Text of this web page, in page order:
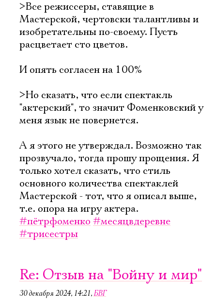
>Все режиссеры, ставящие в
Мастерской, чертовски талантливы и
изобретательны по-своему. Пусть
расцветает сто цветов.
И опять согласен на 100%
>Но сказать, что если спектакль
"актерский", то значит Фоменковский у
меня язык не повернется.
А я этого не утверждал. Возможно так
прозвучало, тогда прошу прощения. Я
только хотел сказать, что стиль
основного количества спектаклей
Мастерской - тот, что я описал выше,
т.е. опора на игру актера.
#пётрфоменко #месяцвдеревне
#трисестры
Re: Отзыв на "Войну и мир"
30 декабря 2024, 14:21,БВГ
Электропочта
Имя
Ознакомиться